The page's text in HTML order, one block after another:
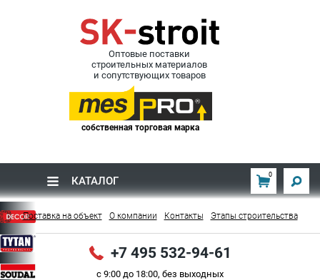
Оптовые поставки
строительных материалов
и сопутствующих товаров
собственная торговая марка
КАТАЛОГ 0
Поставка на объект О компании Контакты Этапы строительства
+7 495 532-94-61
с 9:00 до 18:00, без выходных